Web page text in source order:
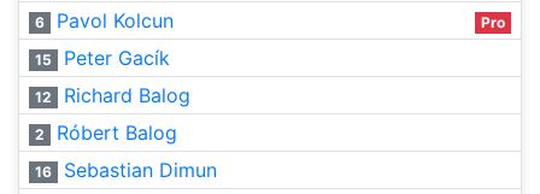
6 Pavol Kolcun Pro
15 Peter Gacík
12 Richard Balog
2 Róbert Balog
16
Sebastian Dimun